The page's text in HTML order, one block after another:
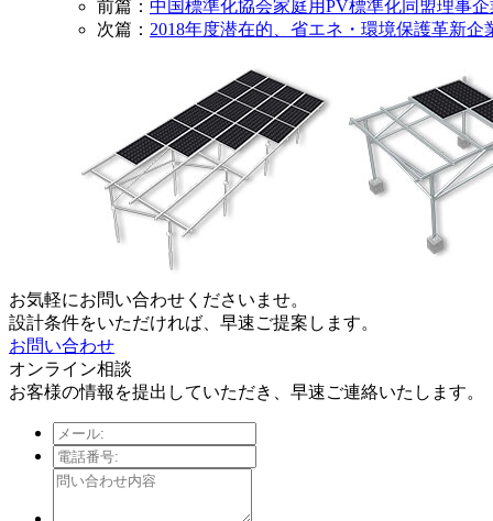
前篇： 中国標準化協会家庭用PV標準化同盟理事企
次篇： 2018年度潜在的、省エネ・環境保護革新企
お気軽にお問い合わせくださいませ。
設計条件をいただければ、早速ご提案します。
お問い合わせ
オンライン相談
お客様の情報を提出していただき、早速ご連絡いたします。